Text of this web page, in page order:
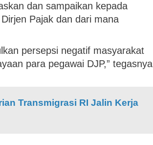
dan sampaikan kepada
Pajak dan dari mana
persepsi negatif masyarakat
para pegawai DJP,” tegasnya
Transmigrasi RI Jalin Kerja